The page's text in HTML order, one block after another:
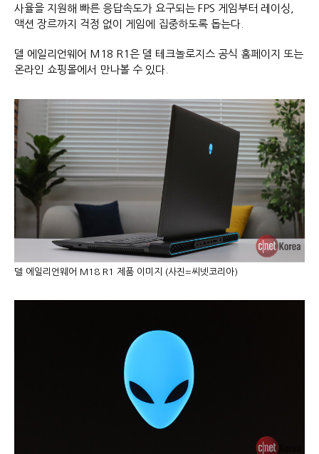
사율을 지원해 빠른 응답속도가 요구되는 FPS 게임부터 레이싱,
액션 장르까지 걱정 없이 게임에 집중하도록 돕는다.
델 에일리언웨어 M18 R1은 델 테크놀로지스 공식 홈페이지 또는
온라인 쇼핑몰에서 만나볼 수 있다.
델 에일리언웨어 M18 R1 제품 이미지 (사진=씨넷코리아)